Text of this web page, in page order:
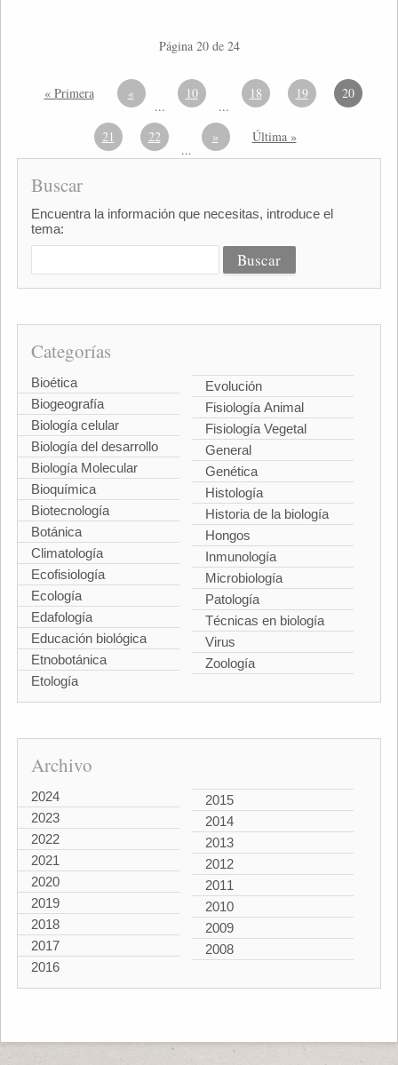
Página 20 de 24
« Primera «
...
10
...
18 19 20
21 22
...
» Última »
Buscar
Encuentra la información que necesitas, introduce el
tema:
Categorías
Bioética
Biogeografía
Biología celular
Biología del desarrollo
Biología Molecular
Bioquímica
Biotecnología
Botánica
Climatología
Ecofisiología
Ecología
Edafología
Educación biológica
Etnobotánica
Etología
Evolución
Fisiología Animal
Fisiología Vegetal
General
Genética
Histología
Historia de la biología
Hongos
Inmunología
Microbiología
Patología
Técnicas en biología
Virus
Zoología
Archivo
2024
2023
2022
2021
2020
2019
2018
2017
2016
2015
2014
2013
2012
2011
2010
2009
2008